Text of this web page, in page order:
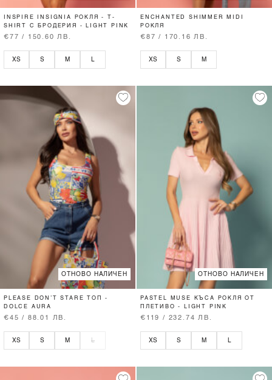
INSPIRE INSIGNIA РОКЛЯ - T-
SHIRT С БРОДЕРИЯ - LIGHT PINK
€77 / 150.60 ЛВ.
XS S M
ENCHANTED SHIMMER MIDI
РОКЛЯ
€87 / 170.16 ЛВ.
XS S M
ОТНОВО НАЛИЧЕН
PLEASE DON’T STARE ТОП -
DOLCE AURA
€45 / 88.01 ЛВ.
XS S M L
ОТНОВО НАЛИЧЕН
PASTEL MUSE КЪСА РОКЛЯ ОТ
ПЛЕТИВО - LIGHT PINK
€119 / 232.74 ЛВ.
XS S M L